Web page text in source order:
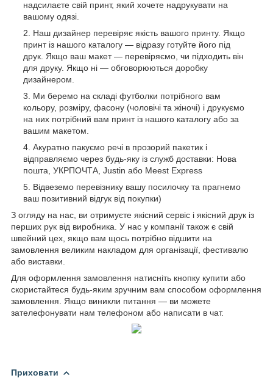
надсилаєте свій принт, який хочете надрукувати на
вашому одязі.
Наш дизайнер перевіряє якість вашого принту. Якщо
принт із нашого каталогу — відразу готуйте його під
друк. Якщо ваш макет — перевіряємо, чи підходить він
для друку. Якщо ні — обговорюються доробку
дизайнером.
Ми беремо на складі футболки потрібного вам
кольору, розміру, фасону (чоловічі та жіночі) і друкуємо
на них потрібний вам принт із нашого каталогу або за
вашим макетом.
Акуратно пакуємо речі в прозорий пакетик і
відправляємо через будь-яку із служб доставки: Нова
пошта, УКРПОЧТА, Justin або Meest Express
Відвеземо перевізнику вашу посилочку та прагнемо
ваш позитивний відгук від покупки)
З огляду на нас, ви отримуєте якісний сервіс і якісний друк із
перших рук від виробника. У нас у компанії також є свій
швейний цех, якщо вам щось потрібно відшити на
замовлення великим накладом для організації, фестивалю
або виставки.
Для оформлення замовлення натисніть кнопку купити або
скористайтеся будь-яким зручним вам способом оформлення
замовлення. Якщо виникли питання — ви можете
зателефонувати нам телефоном або написати в чат.
Приховати